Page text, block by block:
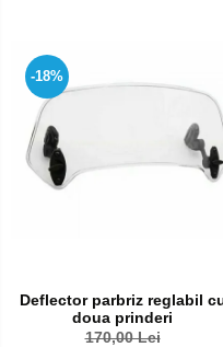
-18%
Deflector parbriz reglabil
doua prinderi
170,00 Lei